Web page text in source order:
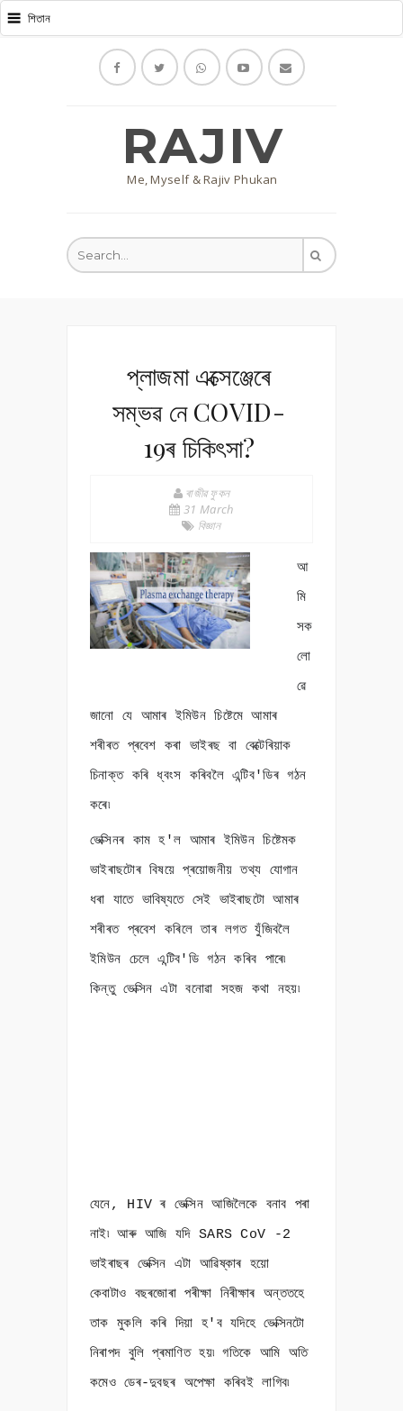
RAJIV
Me, Myself & Rajiv Phukan
প্লাজমা এক্সেঞ্জেৰে
সম্ভৱ নে COVID-
19ৰ চিকিৎসা?
ৰাজীৱ ফুকন
31 March
বিজ্ঞান
আ
মি
সক
লো
ৱে
জানো যে আমাৰ ইমিউন চিষ্টেমে আমাৰ
শৰীৰত প্ৰবেশ কৰা ভাইৰছ বা বেক্টেৰিয়াক
চিনাক্ত কৰি ধ্বংস কৰিবলৈ এন্টিব'ডিৰ গঠন
কৰে৷
ভেক্সিনৰ কাম হ'ল আমাৰ ইমিউন চিষ্টেমক
ভাইৰাছটোৰ বিষয়ে প্ৰয়োজনীয় তথ্য যোগান
ধৰা যাতে ভাবিষ্যতে সেই ভাইৰাছটো আমাৰ
শৰীৰত প্ৰবেশ কৰিলে তাৰ লগত যুঁজিবলৈ
ইমিউন চেলে এন্টিব'ডি গঠন কৰিব পাৰে৷
কিন্তু ভেক্সিন এটা বনোৱা সহজ কথা নহয়৷
যেনে, HIV ৰ ভেক্সিন আজিলৈকে বনাব পৰা
নাই৷ আৰু আজি যদি SARS CoV -2
ভাইৰাছৰ ভেক্সিন এট া আৱিষ্কাৰ হয়ো
কেবাটাও বছৰজোৰা পৰীক্ষা নিৰীক্ষাৰ অন্ততহে
তাক মুকলি কৰি দিয়া হ'ব যদিহে ভেক্সিনটো
নিৰাপদ বুলি প্ৰমাণিত হয়৷ গতিকে আমি অতি
কমেও ডেৰ-দুবছৰ অপেক্ষা কৰিবই লাগিব৷